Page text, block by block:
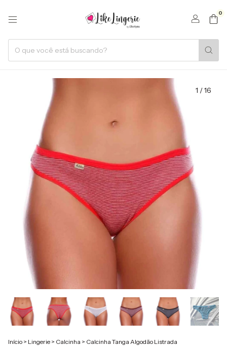
0
1 /16
Início > Lingerie > Calcinha > Calcinha Tanga Algodão Listrada